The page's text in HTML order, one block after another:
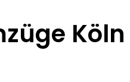
Köln